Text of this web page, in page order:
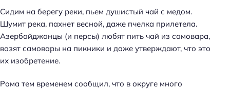
Сидим на берегу реки, пьем душистый чай с медом.
Шумит река, пахнет весной, даже пчелка прилетела.
Азербайджанцы (и персы) любят пить чай из самовара,
возят самовары на пикники и даже утверждают, что это
их изобретение.
Рома тем временем сообщил, что в округе много